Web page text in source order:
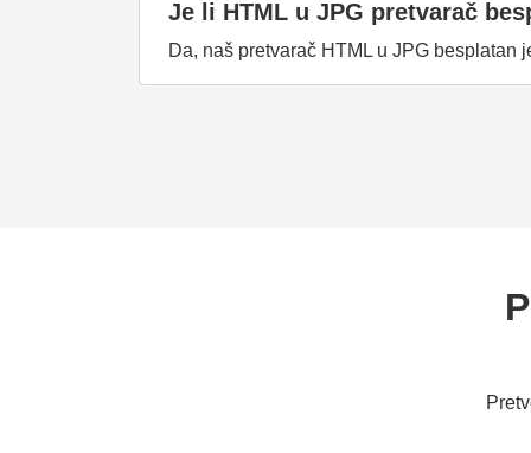
Je li HTML u JPG pretvarač
Da, naš pretvarač HTML u JPG